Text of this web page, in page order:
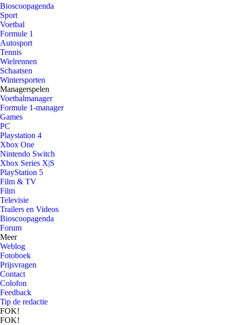
Bioscoopagenda
Sport
Voetbal
Formule 1
Autosport
Tennis
Wielrennen
Schaatsen
Wintersporten
Managerspelen
Voetbalmanager
Formule 1-manager
Games
PC
Playstation 4
Xbox One
Nintendo Switch
Xbox Series X|S
PlayStation 5
Film & TV
Film
Televisie
Trailers en Videos
Bioscoopagenda
Forum
Meer
Weblog
Fotoboek
Prijsvragen
Contact
Colofon
Feedback
Tip de redactie
FOK!
FOK!